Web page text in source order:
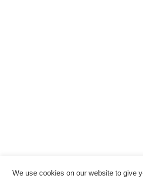
We use cookies on our website to give